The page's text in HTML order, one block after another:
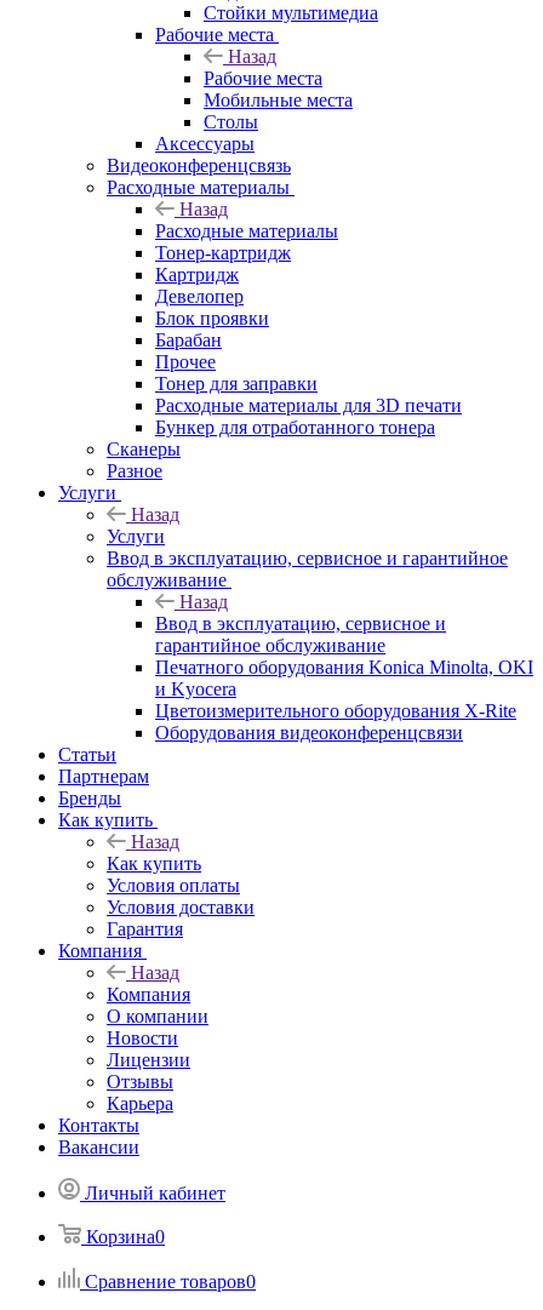
Стойки мультимедиа
Рабочие места
Назад
Рабочие места
Мобильные места
Столы
Аксессуары
Видеоконференцсвязь
Расходные материалы
Назад
Расходные материалы
Тонер-картридж
Картридж
Девелопер
Блок проявки
Барабан
Прочее
Тонер для заправки
Расходные материалы для 3D печати
Бункер для отработанного тонера
Сканеры
Разное
Услуги
Назад
Услуги
Ввод в эксплуатацию, сервисное и гарантийное
обслуживание
Назад
Ввод в эксплуатацию, сервисное и
гарантийное обслуживание
Печатного оборудования Konica Minolta, OKI
и Kyocera
Цветоизмерительного оборудования X-Rite
Оборудования видеоконференцсвязи
Статьи
Партнерам
Бренды
Как купить
Назад
Как купить
Условия оплаты
Условия доставки
Гарантия
Компания
Назад
Компания
О компании
Новости
Лицензии
Отзывы
Карьера
Контакты
Вакансии
Личный кабинет
Корзина0
Сравнение товаров0